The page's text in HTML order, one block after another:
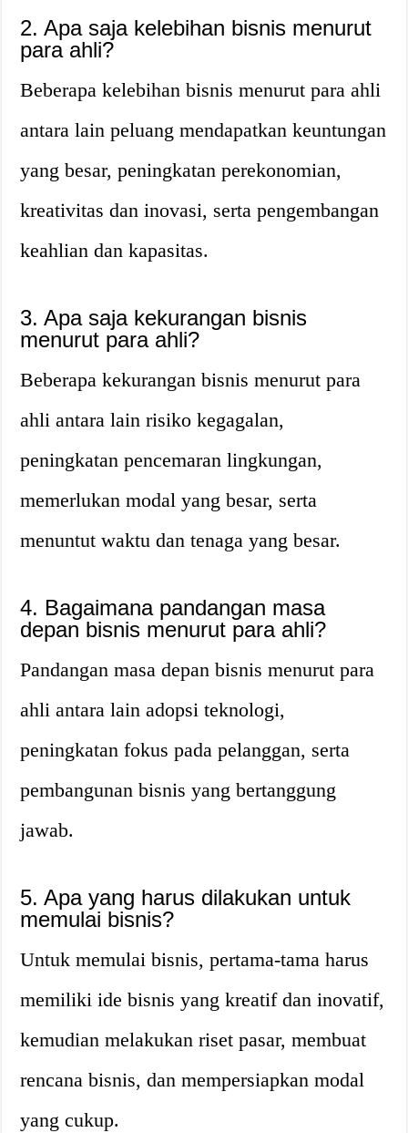
2. Apa saja kelebihan bisnis menurut
para ahli?
Beberapa kelebihan bisnis menurut para ahli
antara lain peluang mendapatkan keuntungan
yang besar, peningkatan perekonomian,
kreativitas dan inovasi, serta pengembangan
keahlian dan kapasitas.
3. Apa saja kekurangan bisnis
menurut para ahli?
Beberapa kekurangan bisnis menurut para
ahli antara lain risiko kegagalan,
peningkatan pencemaran lingkungan,
memerlukan modal yang besar, serta
menuntut waktu dan tenaga yang besar.
4. Bagaimana pandangan masa
depan bisnis menurut para ahli?
Pandangan masa depan bisnis menurut para
ahli antara lain adopsi teknologi,
peningkatan fokus pada pelanggan, serta
pembangunan bisnis yang bertanggung
jawab.
5. Apa yang harus dilakukan untuk
memulai bisnis?
Untuk memulai bisnis, pertama-tama harus
memiliki ide bisnis yang kreatif dan inovatif,
kemudian melakukan riset pasar, membuat
rencana bisnis, dan mempersiapkan modal
yang cukup.